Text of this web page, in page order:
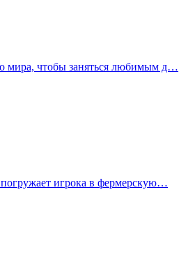
мира, чтобы заняться любимым д…
погружает игрока в фермерскую…